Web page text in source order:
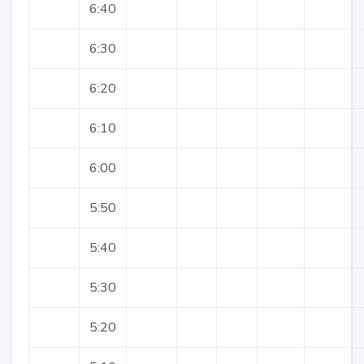
6:40
6:30
6:20
6:10
6:00
5:50
5:40
5:30
5:20